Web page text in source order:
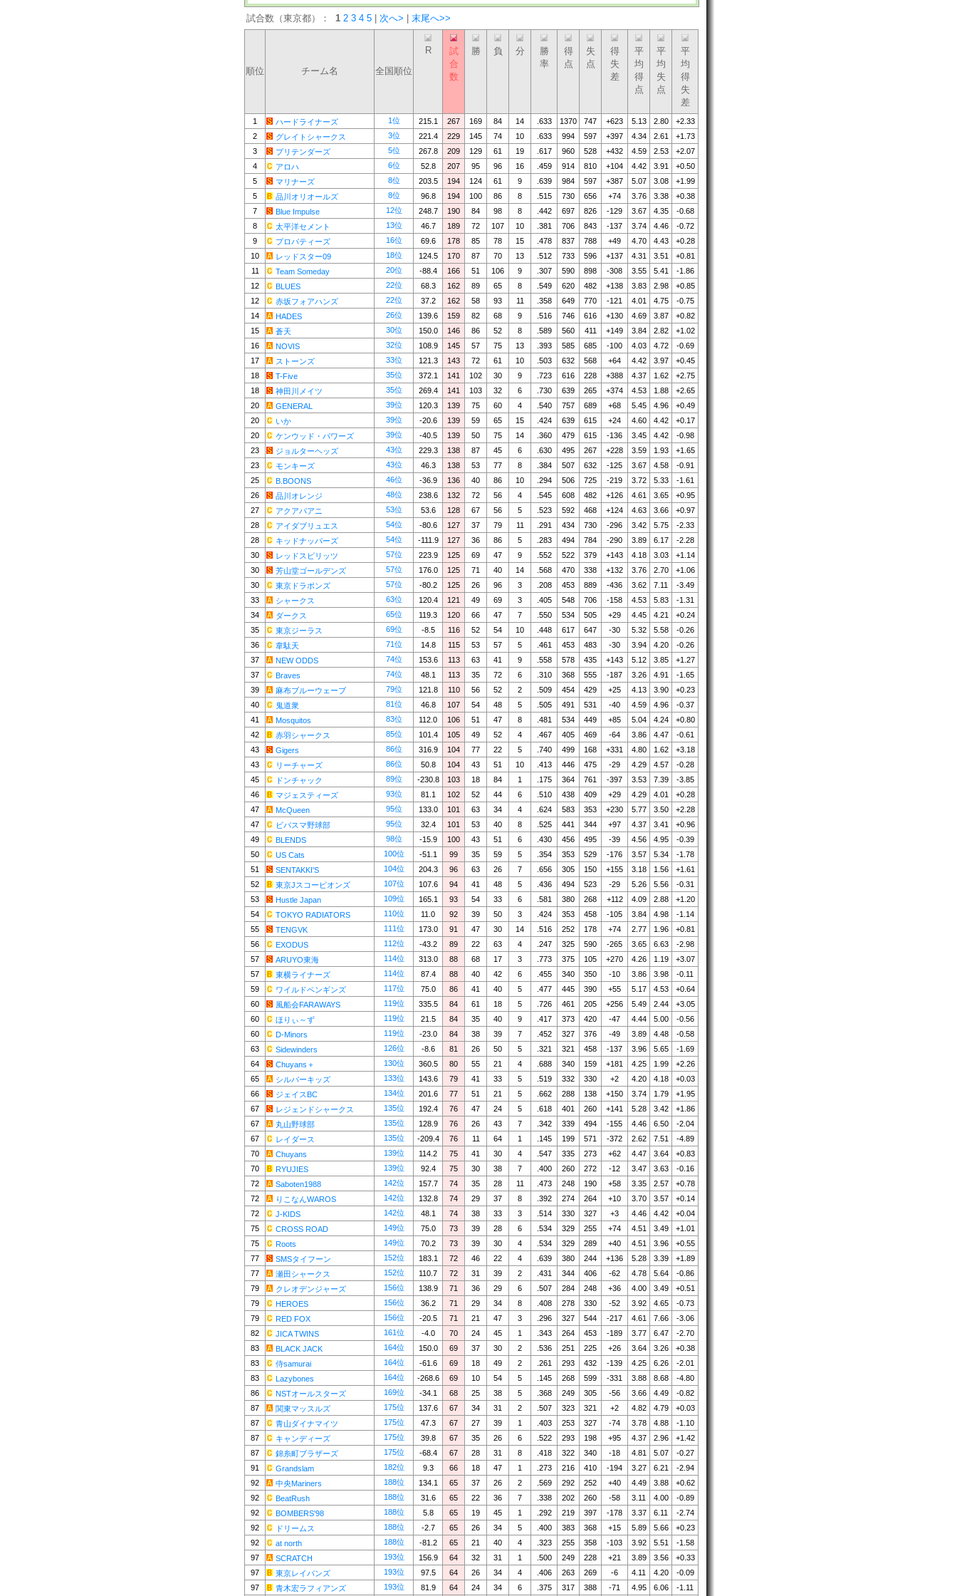
試合数（東京都）： 1 2 3 4 5 次へ> 末尾へ>>
順位 チーム名 全国順位
R
試
合
数
勝 負 分
勝
率
得
点
失
点
得
失
差
平
均
得
点
平
均
失
点
平
均
得
失
差
1 ハードライナーズ 1位 215.1 267 169 84 14 .633 1370 747 +623 5.13 2.80
+2.33
2
グレイトシャークス 3位 221.4 229 145 74 10 .633 994 597 +397 4.34 2.61
+1.73
3
プリテンダーズ 5位 267.8 209 129 61 19 .617 960 528 +432 4.59 2.53
+2.07
4
アロハ 6位 52.8 207 95 96 16 .459 914 810 +104 4.42 3.91
+0.50
5
マリナーズ 8位 203.5 194 124 61 9 .639 984 597 +387 5.07 3.08
+1.99
5
品川オリオールズ 8位 96.8 194 100 86 8 .515 730 656 +74 3.76 3.38
+0.38
7
Blue Impulse 12位 248.7 190 84 98 8 .442 697 826 -129 3.67 4.35
-0.68
8
太平洋セメント 13位 46.7 189 72 107 10 .381 706 843 -137 3.74 4.46
-0.72
9
プロパティーズ 16位 69.6 178 85 78 15 .478 837 788 +49 4.70 4.43
+0.28
10
レッドスター09 18位 124.5 170 87 70 13 .512 733 596 +137 4.31 3.51
+0.81
11
Team Someday 20位 -88.4 166 51 106 9 .307 590 898 -308 3.55 5.41
-1.86
12
BLUES 22位 68.3 162 89 65 8 .549 620 482 +138 3.83 2.98
+0.85
12
赤坂フォアハンズ 22位 37.2 162 58 93 11 .358 649 770 -121 4.01 4.75
-0.75
14
HADES 26位 139.6 159 82 68 9 .516 746 616 +130 4.69 3.87
+0.82
15
蒼天 30位 150.0 146 86 52 8 .589 560 411 +149 3.84 2.82
+1.02
16
NOVIS 32位 108.9 145 57 75 13 .393 585 685 -100 4.03 4.72
-0.69
17
ストーンズ 33位 121.3 143 72 61 10 .503 632 568 +64 4.42 3.97
+0.45
18
T-Five 35位 372.1 141 102 30 9 .723 616 228 +388 4.37 1.62
+2.75
18
神田川メイツ 35位 269.4 141 103 32 6 .730 639 265 +374 4.53 1.88
+2.65
20
GENERAL 39位 120.3 139 75 60 4 .540 757 689 +68 5.45 4.96
+0.49
20
いか 39位 -20.6 139 59 65 15 .424 639 615 +24 4.60 4.42
+0.17
20
ケンウッド・パワーズ 39位 -40.5 139 50 75 14 .360 479 615 -136 3.45 4.42
-0.98
23
ジョルターヘッズ 43位 229.3 138 87 45 6 .630 495 267 +228 3.59 1.93
+1.65
23
モンキーズ 43位 46.3 138 53 77 8 .384 507 632 -125 3.67 4.58
-0.91
25
B.BOONS 46位 -36.9 136 40 86 10 .294 506 725 -219 3.72 5.33
-1.61
26
品川オレンジ 48位 238.6 132 72 56 4 .545 608 482 +126 4.61 3.65
+0.95
27
アクアパアニ 53位 53.6 128 67 56 5 .523 592 468 +124 4.63 3.66
+0.97
28
アイダブリュエス 54位 -80.6 127 37 79 11 .291 434 730 -296 3.42 5.75
-2.33
28
キッドナッパーズ 54位 -111.9 127 36 86 5 .283 494 784 -290 3.89 6.17
-2.28
30
レッドスピリッツ 57位 223.9 125 69 47 9 .552 522 379 +143 4.18 3.03
+1.14
30
芳山堂ゴールデンズ 57位 176.0 125 71 40 14 .568 470 338 +132 3.76 2.70
+1.06
30
東京ドラポンズ 57位 -80.2 125 26 96 3 .208 453 889 -436 3.62 7.11
-3.49
33
シャークス 63位 120.4 121 49 69 3 .405 548 706 -158 4.53 5.83
-1.31
34
ダークス 65位 119.3 120 66 47 7 .550 534 505 +29 4.45 4.21
+0.24
35
東京ジーラス 69位 -8.5 116 52 54 10 .448 617 647 -30 5.32 5.58
-0.26
36
韋駄天 71位 14.8 115 53 57 5 .461 453 483 -30 3.94 4.20
-0.26
37
NEW ODDS 74位 153.6 113 63 41 9 .558 578 435 +143 5.12 3.85
+1.27
37
Braves 74位 48.1 113 35 72 6 .310 368 555 -187 3.26 4.91
-1.65
39
麻布ブルーウェーブ 79位 121.8 110 56 52 2 .509 454 429 +25 4.13 3.90
+0.23
40
鬼道衆 81位 46.8 107 54 48 5 .505 491 531 -40 4.59 4.96
-0.37
41
Mosquitos 83位 112.0 106 51 47 8 .481 534 449 +85 5.04 4.24
+0.80
42
赤羽シャークス 85位 101.4 105 49 52 4 .467 405 469 -64 3.86 4.47
-0.61
43
Gigers 86位 316.9 104 77 22 5 .740 499 168 +331 4.80 1.62
+3.18
43
リーチャーズ 86位 50.8 104 43 51 10 .413 446 475 -29 4.29 4.57
-0.28
45
ドンチャック 89位 -230.8 103 18 84 1 .175 364 761 -397 3.53 7.39
-3.85
46
マジェスティーズ 93位 81.1 102 52 44 6 .510 438 409 +29 4.29 4.01
+0.28
47
McQueen 95位 133.0 101 63 34 4 .624 583 353 +230 5.77 3.50
+2.28
47
ビバスマ野球部 95位 32.4 101 53 40 8 .525 441 344 +97 4.37 3.41
+0.96
49
BLENDS 98位 -15.9 100 43 51 6 .430 456 495 -39 4.56 4.95
-0.39
50
US Cats 100位 -51.1 99 35 59 5 .354 353 529 -176 3.57 5.34
-1.78
51
SENTAKKI'S 104位 204.3 96 63 26 7 .656 305 150 +155 3.18 1.56
+1.61
52
東京Jスコーピオンズ 107位 107.6 94 41 48 5 .436 494 523 -29 5.26 5.56
-0.31
53
Hustle Japan 109位 165.1 93 54 33 6 .581 380 268 +112 4.09 2.88
+1.20
54
TOKYO RADIATORS 110位 11.0 92 39 50 3 .424 353 458 -105 3.84 4.98
-1.14
55
TENGVK 111位 173.0 91 47 30 14 .516 252 178 +74 2.77 1.96
+0.81
56
EXODUS 112位 -43.2 89 22 63 4 .247 325 590 -265 3.65 6.63
-2.98
57
ARUYO東海 114位 313.0 88 68 17 3 .773 375 105 +270 4.26 1.19
+3.07
57
東横ライナーズ 114位 87.4 88 40 42 6 .455 340 350 -10 3.86 3.98
-0.11
59
ワイルドペンギンズ 117位 75.0 86 41 40 5 .477 445 390 +55 5.17 4.53
+0.64
60
風船会FARAWAYS 119位 335.5 84 61 18 5 .726 461 205 +256 5.49 2.44
+3.05
60
ほりぃ～ず 119位 21.5 84 35 40 9 .417 373 420 -47 4.44 5.00
-0.56
60
D-Minors 119位 -23.0 84 38 39 7 .452 327 376 -49 3.89 4.48
-0.58
63
Sidewinders 126位 -8.6 81 26 50 5 .321 321 458 -137 3.96 5.65
-1.69
64
Chuyans＋ 130位 360.5 80 55 21 4 .688 340 159 +181 4.25 1.99
+2.26
65
シルバーキッズ 133位 143.6 79 41 33 5 .519 332 330 +2 4.20 4.18
+0.03
66
ジェイスBC 134位 201.6 77 51 21 5 .662 288 138 +150 3.74 1.79
+1.95
67
レジェンドシャークス 135位 192.4 76 47 24 5 .618 401 260 +141 5.28 3.42
+1.86
67
丸山野球部 135位 128.9 76 26 43 7 .342 339 494 -155 4.46 6.50
-2.04
67
レイダース 135位 -209.4 76 11 64 1 .145 199 571 -372 2.62 7.51
-4.89
70
Chuyans 139位 114.2 75 41 30 4 .547 335 273 +62 4.47 3.64
+0.83
70
RYUJIES 139位 92.4 75 30 38 7 .400 260 272 -12 3.47 3.63
-0.16
72
Saboten1988 142位 157.7 74 35 28 11 .473 248 190 +58 3.35 2.57
+0.78
72
りこなんWAROS 142位 132.8 74 29 37 8 .392 274 264 +10 3.70 3.57
+0.14
72
J-KIDS 142位 48.1 74 38 33 3 .514 330 327 +3 4.46 4.42
+0.04
75
CROSS ROAD 149位 75.0 73 39 28 6 .534 329 255 +74 4.51 3.49
+1.01
75
Roots 149位 70.2 73 39 30 4 .534 329 289 +40 4.51 3.96
+0.55
77
SMSタイフーン 152位 183.1 72 46 22 4 .639 380 244 +136 5.28 3.39
+1.89
77
瀬田シャークス 152位 110.7 72 31 39 2 .431 344 406 -62 4.78 5.64
-0.86
79
クレオデンジャーズ 156位 138.9 71 36 29 6 .507 284 248 +36 4.00 3.49
+0.51
79
HEROES 156位 36.2 71 29 34 8 .408 278 330 -52 3.92 4.65
-0.73
79
RED FOX 156位 -20.5 71 21 47 3 .296 327 544 -217 4.61 7.66
-3.06
82
JICA TWINS 161位 -4.0 70 24 45 1 .343 264 453 -189 3.77 6.47
-2.70
83
BLACK JACK 164位 150.0 69 37 30 2 .536 251 225 +26 3.64 3.26
+0.38
83
侍samurai 164位 -61.6 69 18 49 2 .261 293 432 -139 4.25 6.26
-2.01
83
Lazybones 164位 -268.6 69 10 54 5 .145 268 599 -331 3.88 8.68
-4.80
86
NSTオールスターズ 169位 -34.1 68 25 38 5 .368 249 305 -56 3.66 4.49
-0.82
87
関東マッスルズ 175位 137.6 67 34 31 2 .507 323 321 +2 4.82 4.79
+0.03
87
青山ダイナマイツ 175位 47.3 67 27 39 1 .403 253 327 -74 3.78 4.88
-1.10
87
キャンディーズ 175位 39.8 67 35 26 6 .522 293 198 +95 4.37 2.96
+1.42
87
錦糸町ブラザーズ 175位 -68.4 67 28 31 8 .418 322 340 -18 4.81 5.07
-0.27
91
Grandslam 182位 9.3 66 18 47 1 .273 216 410 -194 3.27 6.21
-2.94
92
中央Mariners 188位 134.1 65 37 26 2 .569 292 252 +40 4.49 3.88
+0.62
92
BeatRush 188位 31.6 65 22 36 7 .338 202 260 -58 3.11 4.00
-0.89
92
BOMBERS'98 188位 5.8 65 19 45 1 .292 219 397 -178 3.37 6.11
-2.74
92
ドリームス 188位 -2.7 65 26 34 5 .400 383 368 +15 5.89 5.66
+0.23
92
at north 188位 -81.2 65 21 40 4 .323 255 358 -103 3.92 5.51
-1.58
97
SCRATCH 193位 156.9 64 32 31 1 .500 249 228 +21 3.89 3.56
+0.33
97
東京レイバンズ 193位 97.5 64 26 34 4 .406 263 269 -6 4.11 4.20
-0.09
97
青木宏ラフィアンズ 193位 81.9 64 24 34 6 .375 317 388 -71 4.95 6.06 -1.11